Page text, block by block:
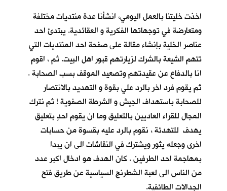
اخذت خليتنا بالعمل اليومي، انشأنا عدة منتديات مختلفة
ومتعارضة في توجهاتها الفكرية و العقائدية. يبتدئ احد
عناصر الخلية بإنشاء مقالة على صفحة احد المنتديات التي
تتهم الشيعة بالشرك لزيارتهم قبور اهل البيت. ثم ، اقوم
انا بالدفاع عن عقيدتهم وتصعيد الموقف بسب الصحابة .
ثم يقوم فرد اخر بالرد علي بقوة و التهديد بالانتصار
للصحابة باستهداف الجيش و الشرطة الصفوية ! ثم نترك
المجال للقراء العاديين بالتعليق وما ان يقوم احدٍ بتعليق
يهدف للتهدئة ، نقوم بالرد عليه بقسوة من حسابات
اخرى وجعله يثور ويشترك في النقاشات الى ان يبدا
بمهاجمة احد الطرفين . كان الهدف هو ادخال اكبر عدد
من الناس الى لعبة الشطرنج السياسية عن طريق فتح
الجدالات الطائفية.